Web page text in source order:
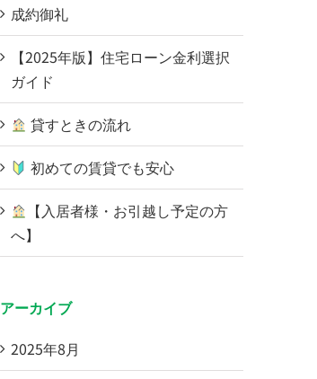
成約御礼
【2025年版】住宅ローン金利選択
ガイド
貸すときの流れ
初めての賃貸でも安心
【入居者様・お引越し予定の方
へ】
アーカイブ
2025年8月